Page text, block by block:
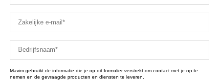
Mavim gebruikt de informatie die je op dit formulier verstrekt om contact met je op te
nemen en de gevraagde producten en diensten te leveren.